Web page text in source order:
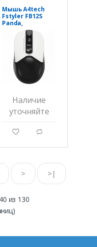
Мышь A4tech
Fstyler FB12S
Panda,
оптическая
1200DPI,
беспроводная
BT+2,4G
Наличие
уточняйте
g d
> >|
из 130